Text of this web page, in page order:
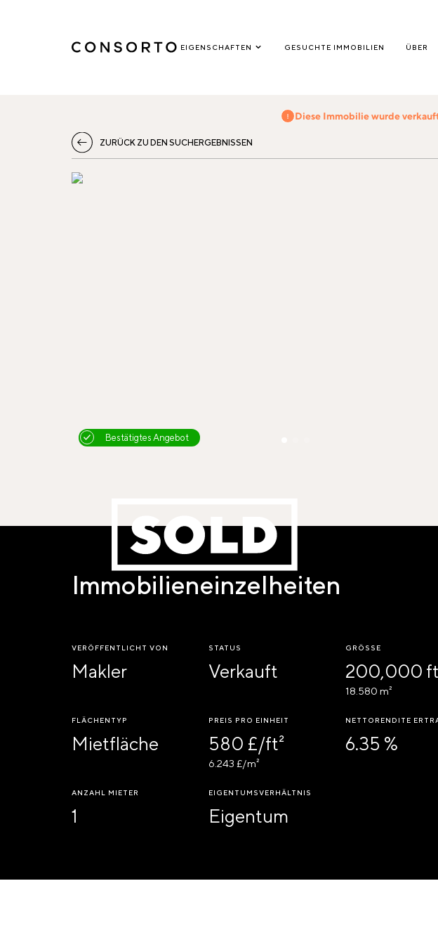
EIGENSCHAFTEN GESUCHTE IMMOBILIEN ÜBER
Diese Immobilie wurde
ZURÜCK ZU DEN SUCHERGEBNISSEN
Bestätigtes Angebot
Immobilieneinzelheiten
VERÖFFENTLICHT VON
Makler
STATUS
Verkauft
GRÖSSE
200,000
18.580 m²
FLÄCHENTYP
Mietfläche
PREIS PRO EINHEIT
580 £/ft²
6.243 £/m²
NETTORENDITE
6.35 %
ANZAHL MIETER
1
EIGENTUMSVERHÄLTNIS
Eigentum